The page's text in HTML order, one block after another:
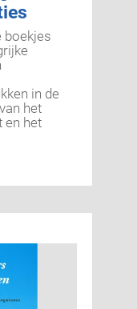
boekjes
in de
het
en het